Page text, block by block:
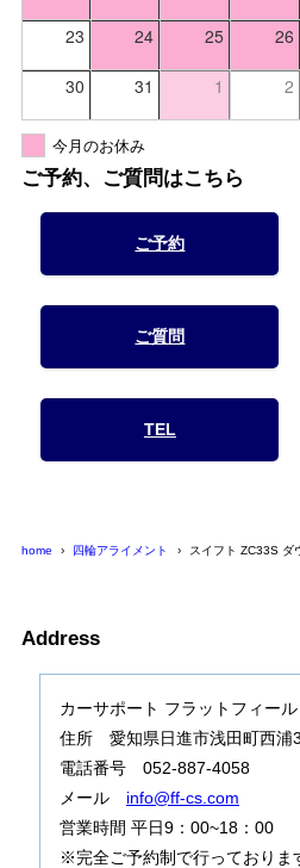
23 24 25 26
30 31 1 2
今月のお休み
ご予約、ご質問はこちら
ご予約
ご質問
TEL
home 四輪アライメント スイフト ZC33S ダ
Address
カーサポート フラットフィール
住所 愛知県日進市浅田町西浦
電話番号 052-887-4058
メール info@ff-cs.com
営業時間 平日9：00~18：00
※完全ご予約制で行っておりま